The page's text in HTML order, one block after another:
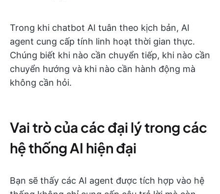
Trong khi chatbot AI tuân theo kịch bản, AI
agent cung cấp tính linh hoạt thời gian thực.
Chúng biết khi nào cần chuyển tiếp, khi nào cần
chuyển hướng và khi nào cần hành động mà
không cần hỏi.
Vai trò của các đại lý trong các
hệ thống AI hiện đại
Bạn sẽ thấy các AI agent được tích hợp vào hệ